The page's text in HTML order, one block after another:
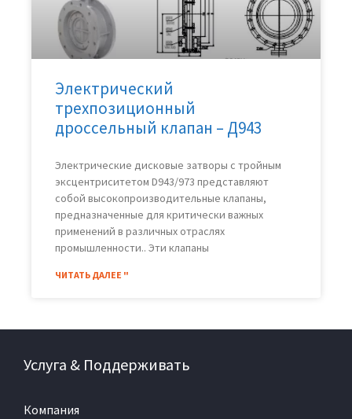
Электрический
трехпозиционный
дроссельный клапан – Д943
Электрические дисковые затворы с тройным
эксцентриситетом D943/973 представляют
собой высокопроизводительные клапаны,
предназначенные для критически важных
применений в различных отраслях
промышленности.. Эти клапаны
ЧИТАТЬ ДАЛЕЕ "
Услуга & Поддерживать
Компания